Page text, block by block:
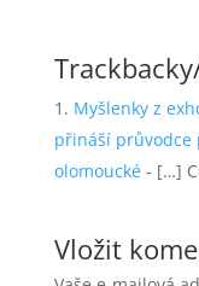
Myšlenky z
přináší průvodce
olomoucké- […]
Vložit